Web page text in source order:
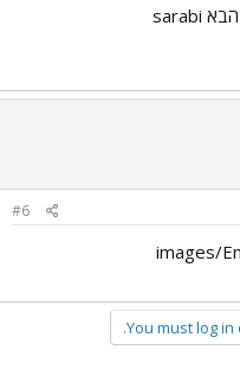
#6
You must log